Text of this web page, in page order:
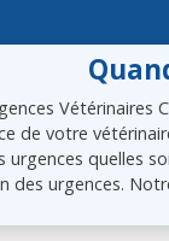
Vétérinaires
de votre
quelles
des urgences.